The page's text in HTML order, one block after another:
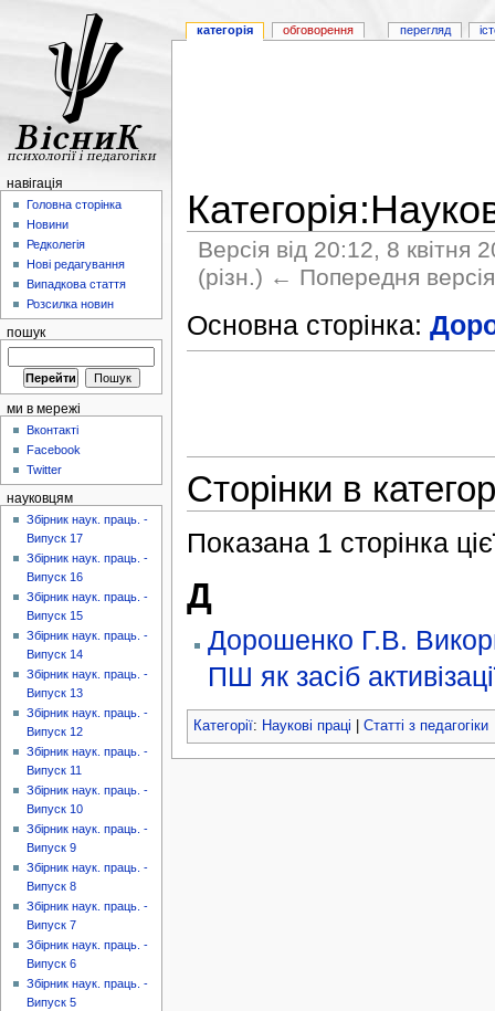
Версія від 20:12, 8 квітня
(різн.) ← Попередня
Основна сторінка:
Сторінки в
Показана 1 сторінка
Д
Дорошенко Г.В.
ПШ як засіб
Категорії: Наукові праці Статті з педагогіки
категорія обговорення перегляд
навігація
Головна сторінка
Новини
Редколегія
Нові редагування
Випадкова стаття
Розсилка новин
пошук
ми в мережі
Вконтакті
Facebook
Twitter
науковцям
Збірник наук. праць. -
Випуск 17
Збірник наук. праць. -
Випуск 16
Збірник наук. праць. -
Випуск 15
Збірник наук. праць. -
Випуск 14
Збірник наук. праць. -
Випуск 13
Збірник наук. праць. -
Випуск 12
Збірник наук. праць. -
Випуск 11
Збірник наук. праць. -
Випуск 10
Збірник наук. праць. -
Випуск 9
Збірник наук. праць. -
Випуск 8
Збірник наук. праць. -
Випуск 7
Збірник наук. праць. -
Випуск 6
Збірник наук. праць. -
Випуск 5